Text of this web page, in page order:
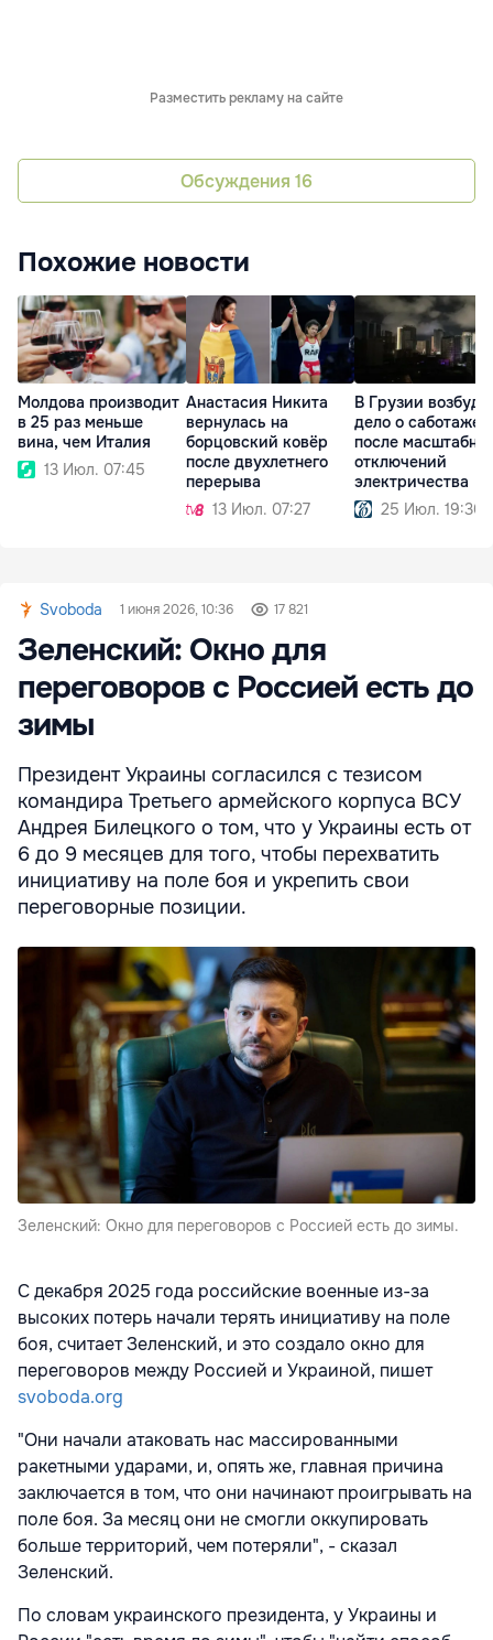
Разместить рекламу на сайте
Обсуждения 16
Похожие новости
Молдова производит
в 25 раз меньше
вина, чем Италия
13 Июл. 07:45
Анастасия Никита
вернулась на
борцовский ковёр
после двухлетнего
перерыва
13 Июл. 07:27
В Грузии
дело о саботаже
после
отключений
электричества
25 Июл. 19:30
Svoboda 1 июня 2026, 10:36 17 821
Зеленский: Окно для
переговоров с Россией есть до
зимы
Президент Украины согласился с тезисом
командира Третьего армейского корпуса ВСУ
Андрея Билецкого о том, что у Украины есть от
6 до 9 месяцев для того, чтобы перехватить
инициативу на поле боя и укрепить свои
переговорные позиции.
Зеленский: Окно для переговоров с Россией есть до зимы.
С декабря 2025 года российские военные из-за
высоких потерь начали терять инициативу на поле
боя, считает Зеленский, и это создало окно для
переговоров между Россией и Украиной, пишет
svoboda.org
"Они начали атаковать нас массированными
ракетными ударами, и, опять же, главная причина
заключается в том, что они начинают проигрывать на
поле боя. За месяц они не смогли оккупировать
больше территорий, чем потеряли", - сказал
Зеленский.
По словам украинского президента, у Украины и